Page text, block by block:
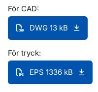
För CAD:
DWG 13 kB
För tryck:
EPS 1336 kB